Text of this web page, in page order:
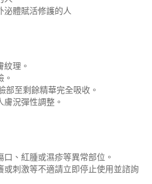
泌體賦活修護的人
理。
部至剩餘精華完全吸收。
膚況彈性調整。
、紅腫或濕疹等異常部位。
或刺激等不適請立即停止使用並諮詢